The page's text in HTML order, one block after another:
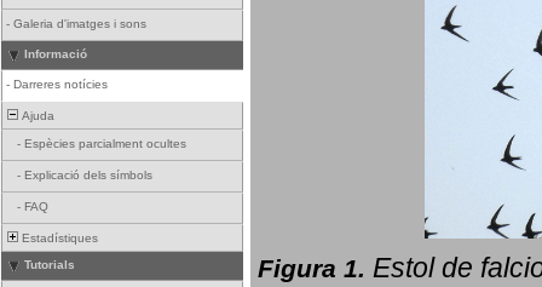
- Galeria d'imatges i sons
Informació
- Darreres notícies
Ajuda
- Espècies parcialment ocultes
- Explicació dels símbols
- FAQ
Estadístiques
Tutorials
Figura 1. Estol de